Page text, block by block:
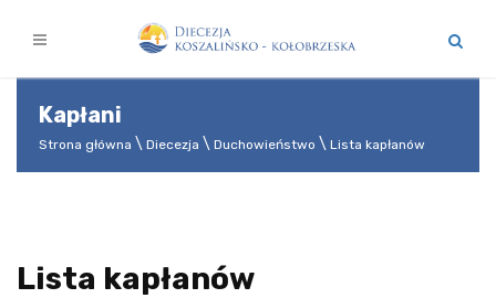
Kapłani
Strona główna Diecezja Duchowieństwo Lista kapłanów
Lista kapłanów